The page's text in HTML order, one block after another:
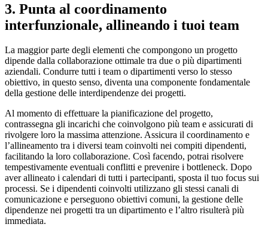
3. Punta al coordinamento
interfunzionale, allineando i tuoi team
La maggior parte degli elementi che compongono un progetto
dipende dalla collaborazione ottimale tra due o più dipartimenti
aziendali. Condurre tutti i team o dipartimenti verso lo stesso
obiettivo, in questo senso, diventa una componente fondamentale
della gestione delle interdipendenze dei progetti.
Al momento di effettuare la pianificazione del progetto,
contrassegna gli incarichi che coinvolgono più team e assicurati di
rivolgere loro la massima attenzione. Assicura il coordinamento e
l’allineamento tra i diversi team coinvolti nei compiti dipendenti,
facilitando la loro collaborazione. Così facendo, potrai risolvere
tempestivamente eventuali conflitti e prevenire i bottleneck. Dopo
aver allineato i calendari di tutti i partecipanti, sposta il tuo focus sui
processi. Se i dipendenti coinvolti utilizzano gli stessi canali di
comunicazione e perseguono obiettivi comuni, la gestione delle
dipendenze nei progetti tra un dipartimento e l’altro risulterà più
immediata.